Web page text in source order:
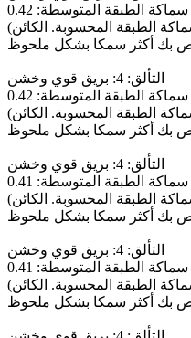
(متوسط ​​سماكة الطبقة المحسوبة. الكائن
التألق: 4: بريق قوي وخشن
(متوسط ​​سماكة الطبقة المحسوبة. الكائن
التألق: 4: بريق قوي وخشن
(متوسط ​​سماكة الطبقة المحسوبة. الكائن
التألق: 4: بريق قوي وخشن
(متوسط ​​سماكة الطبقة المحسوبة. الكائن